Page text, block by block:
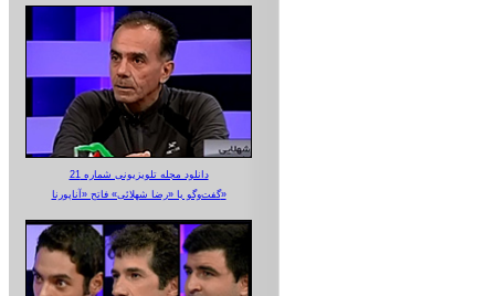
دانلود مجله تلویزیونی شماره 21
گفت‌وگو با «رضا شهلائی» فاتح «آناپورنا»